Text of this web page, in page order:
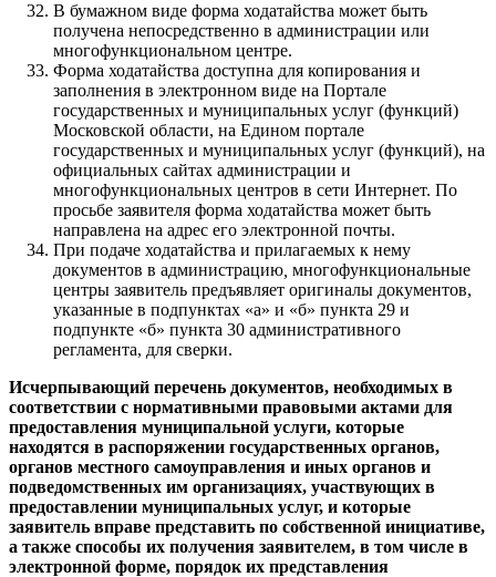
В бумажном виде форма ходатайства может быть
получена непосредственно в администрации или
многофункциональном центре.
Форма ходатайства доступна для копирования и
заполнения в электронном виде на Портале
государственных и муниципальных услуг (функций)
Московской области, на Едином портале
государственных и муниципальных услуг (функций), на
официальных сайтах администрации и
многофункциональных центров в сети Интернет. По
просьбе заявителя форма ходатайства может быть
направлена на адрес его электронной почты.
При подаче ходатайства и прилагаемых к нему
документов в администрацию многофункциональные
центры заявитель предъявляет оригиналы документов,
указанные в подпунктах «а» и «б» пункта 29 и
подпункте «б» пункта 30 административного
регламента, для сверки.
Исчерпывающий перечень документов, необходимых в
соответствии с нормативными правовыми актами для
предоставления муниципальной услуги, которые
находятся в распоряжении государственных органов,
органов местного самоуправления и иных органов и
подведомственных им организациях, участвующих в
предоставлении муниципальных услуг, и которые
заявитель вправе представить по собственной инициативе,
а также способы их получения заявителем, в том числе в
электронной форме, порядок их представления